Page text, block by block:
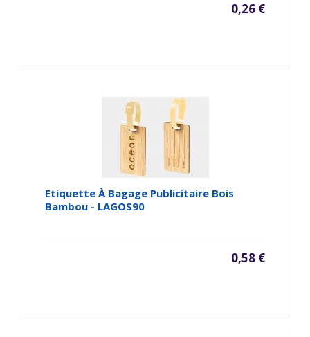
0,26 €
Etiquette À Bagage Publicitaire Bois
Bambou - LAGOS90
0,58 €